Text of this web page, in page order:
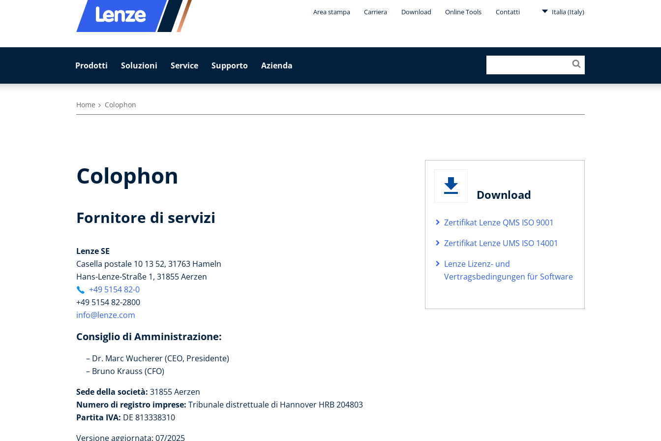
Area stampa Carriera Download Online Tools Contatti Italia (Italy)
Prodotti Soluzioni Service Supporto Azienda
Home Colophon
Colophon
Fornitore di servizi
Lenze SE
Casella postale 10 13 52, 31763 Hameln
Hans-Lenze-Straße 1, 31855 Aerzen
+49 5154 82-0
+49 5154 82-2800
info@lenze.com
Consiglio di Amministrazione:
Dr. Marc Wucherer (CEO, Presidente)
Bruno Krauss (CFO)
Sede della società: 31855 Aerzen
Numero di registro imprese: Tribunale distrettuale di Hannover HRB 204803
Partita IVA: DE 813338310
Versione aggiornata: 07/2025
Download
Zertifikat Lenze QMS ISO 9001
Zertifikat Lenze UMS ISO 14001
Lenze Lizenz- und
Vertragsbedingungen für Software